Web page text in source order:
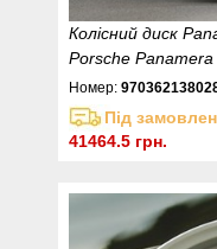
Колісний диск
Porsche Panamera
Номер:
Під
41464.5 грн.